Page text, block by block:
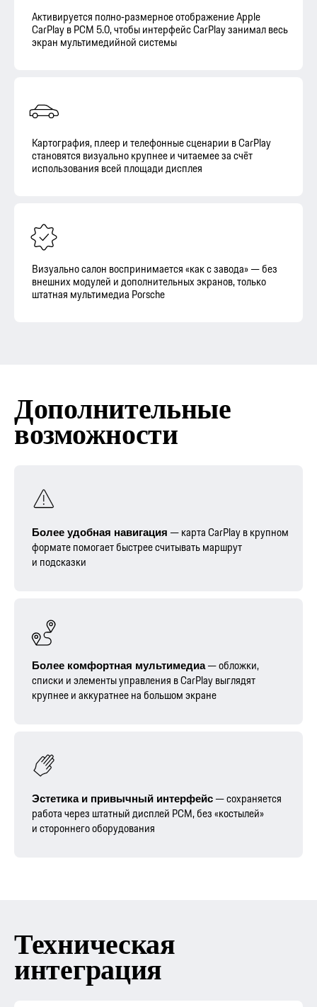
Активируется полно‑размерное отображение Apple
CarPlay в PCM 5.0, чтобы интерфейс CarPlay занимал весь
экран мультимедийной системы
Картография, плеер и телефонные сценарии в CarPlay
становятся визуально крупнее и читаемее за счёт
использования всей площади дисплея
Визуально салон воспринимается «как с завода» — без
внешних модулей и дополнительных экранов, только
штатная мультимедиа Porsche
Более удобная навигация — карта CarPlay в крупном
формате помогает быстрее считывать маршрут
и подсказки
Более комфортная мультимедиа— обложки,
списки и элементы управления в CarPlay выглядят
крупнее и аккуратнее на большом экране
Эстетика и привычный интерфейс — сохраняется
работа через штатный дисплей PCM, без «костылей»
и стороннего оборудования
Дополнительные
возможности
Техническая
интеграция